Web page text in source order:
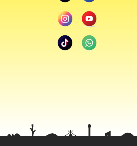
estão adquirindo posições